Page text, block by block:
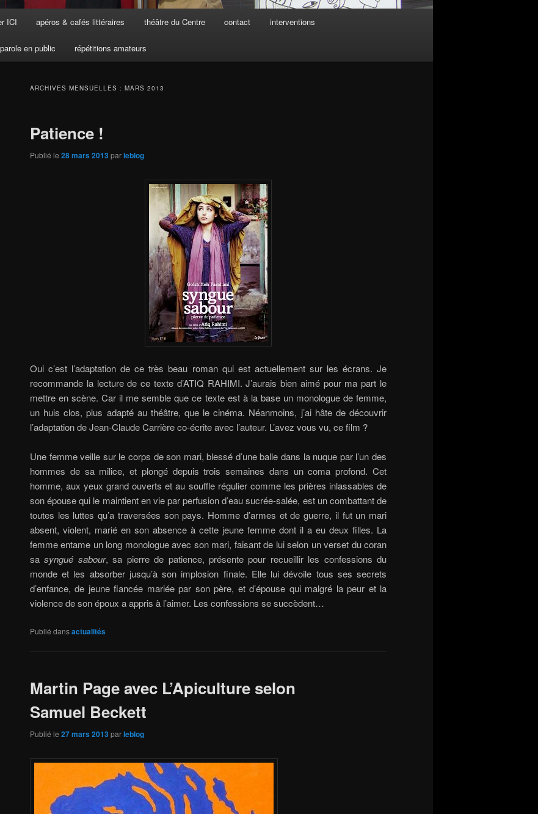
ICI apéros & cafés littéraires théâtre du Centre contact interventions
en public répétitions amateurs
ARCHIVES MENSUELLES : MARS 2013
Patience !
Publié le 28 mars 2013parleblog
Oui c’est l’adaptation de ce très beau roman qui est actuellement sur les écrans. Je
recommande la lecture de ce texte d’ATIQ RAHIMI. J’aurais bien aimé pour ma part le
mettre en scène. Car il me semble que ce texte est à la base un monologue de femme,
un huis clos, plus adapté au théâtre, que le cinéma. Néanmoins, j’ai hâte de découvrir
l’adaptation de Jean-Claude Carrière co-écrite avec l’auteur. L’avez vous vu, ce film ?
Une femme veille sur le corps de son mari, blessé d’une balle dans la nuque par l’un des
hommes de sa milice, et plongé depuis trois semaines dans un coma profond. Cet
homme, aux yeux grand ouverts et au souffle régulier comme les prières inlassables de
son épouse qui le maintient en vie par perfusion d’eau sucrée-salée, est un combattant de
toutes les luttes qu’a traversées son pays. Homme d’armes et de guerre, il fut un mari
absent, violent, marié en son absence à cette jeune femme dont il a eu deux filles. La
femme entame un long monologue avec son mari, faisant de lui selon un verset du coran
sasyngué sabour, sa pierre de patience, présente pour recueillir les confessions du
monde et les absorber jusqu’à son implosion finale. Elle lui dévoile tous ses secrets
d’enfance, de jeune fiancée mariée par son père, et d’épouse qui malgré la peur et la
violence de son époux a appris à l’aimer. Les confessions se succèdent…
Publié dansactualités
Martin Page avec L’Apiculture selon
Samuel Beckett
Publié le 27 mars 2013parleblog